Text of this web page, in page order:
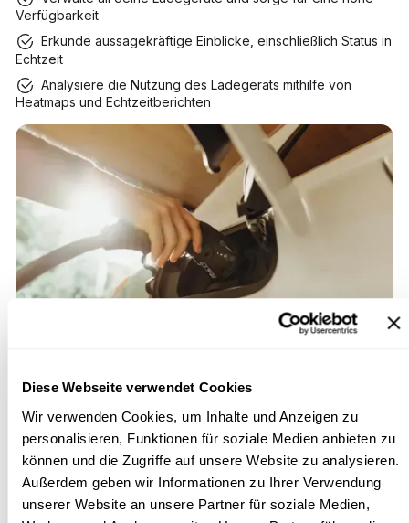
Diese Webseite verwendet Cookies
Wir verwenden Cookies, um Inhalte und Anzeigen zu
personalisieren, Funktionen für soziale Medien anbieten zu
können und die Zugriffe auf unsere Website zu analysieren.
Außerdem geben wir Informationen zu Ihrer Verwendung
unserer Website an unsere Partner für soziale Medien,
Verfügbarkeit
Erkunde aussagekräftige Einblicke, einschließlich Status in
Echtzeit
Analysiere die Nutzung des Ladegeräts mithilfe von
Heatmaps und Echtzeitberichten
Übernimm die volle Kontrolle über flexible Ladetarife und
Gebühren und biete konforme Zahlungslösungen an – alles
entwickelt, um sicherzustellen, dass du immer Kosten
deckst und Gewinne erzielst.